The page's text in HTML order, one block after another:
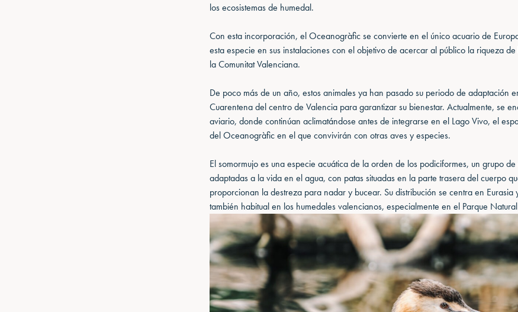
los ecosistemas de humedal.
Con esta incorporación, el Oceanogràfic se convierte en el único acuario de
esta especie en sus instalaciones con el objetivo de acercar al público la riqueza
la Comunitat Valenciana.
De poco más de un año, estos animales ya han pasado su periodo de adaptación
Cuarentena del centro de Valencia para garantizar su bienestar. Actualmente, se
aviario, donde continúan aclimatándose antes de integrarse en el Lago Vivo, el
del Oceanogràfic en el que convivirán con otras aves y especies.
El somormujo es una especie acuática de la orden de los podiciformes, un grupo
adaptadas a la vida en el agua, con patas situadas en la parte trasera del cuerpo
proporcionan la destreza para nadar y bucear. Su distribución se centra en Eurasia
también habitual en los humedales valencianos, especialmente en el Parque